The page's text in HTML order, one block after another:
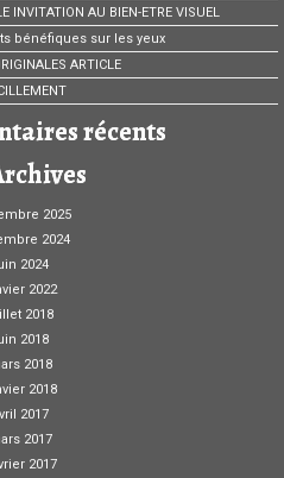
INVITATION AU BIEN-ETRE VISUEL
bénéfiques sur les yeux
ARTICLE
récents
2025
2024
2024
2022
2018
2018
2018
2018
2017
2017
2017